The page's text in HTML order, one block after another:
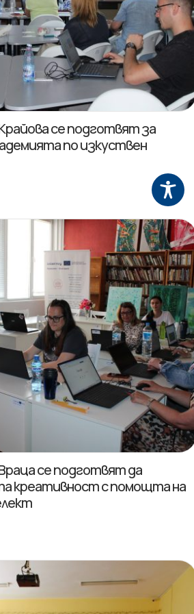
се подготвят за
по изкуствен
се подготвят да
креативност с помощта на